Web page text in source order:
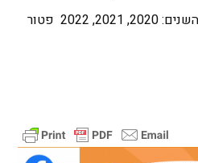
מי ששילם דמי חבר לאחת מהשנים: 2020, 2021, 2022 פטור